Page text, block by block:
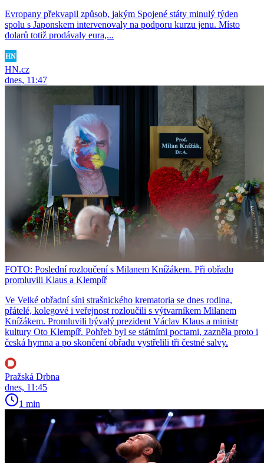
Evropany překvapil způsob, jakým Spojené státy minulý týden
spolu s Japonskem intervenovaly na podporu kurzu jenu. Místo
dolarů totiž prodávaly eura,...
HN.cz
dnes, 11:47
FOTO: Poslední rozloučení s Milanem Knížákem. Při obřadu
promluvili Klaus a Klempíř
Ve Velké obřadní síni strašnického krematoria se dnes rodina,
přátelé, kolegové i veřejnost rozloučili s výtvarníkem Milanem
Knížákem. Promluvili bývalý prezident Václav Klaus a ministr
kultury Oto Klempíř. Pohřeb byl se státními poctami, zazněla proto i
česká hymna a po skončení obřadu vystřelili tři čestné salvy.
Pražská Drbna
dnes, 11:45
1 min